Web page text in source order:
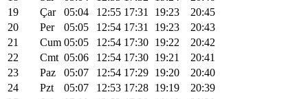
19
Çar 05:04 12:55 17:31 19:23
20:45
20
Per 05:05 12:54 17:31 19:23
20:43
21
Cum 05:05 12:54 17:30 19:22
20:42
22
Cmt 05:06 12:54 17:30 19:21
20:41
23
Paz 05:07 12:54 17:29 19:20
20:40
24
Pzt 05:07 12:53 17:28 19:19
20:39